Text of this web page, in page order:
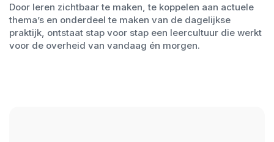
Door leren zichtbaar te maken, te koppelen aan actuele
thema’s en onderdeel te maken van de dagelijkse
praktijk, ontstaat stap voor stap een leercultuur die werkt
voor de overheid van vandaag én morgen.